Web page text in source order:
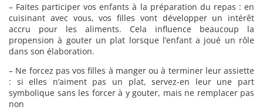
– Faites participer vos enfants à la préparation du repas : en
cuisinant avec vous, vos filles vont développer un intérêt
accru pour les aliments. Cela influence beaucoup la
propension à gouter un plat lorsque l’enfant a joué un rôle
dans son élaboration.
– Ne forcez pas vos filles à manger ou à terminer leur assiette
: si elles n’aiment pas un plat, servez-en leur une part
symbolique sans les forcer à y gouter, mais ne remplacer pas
non